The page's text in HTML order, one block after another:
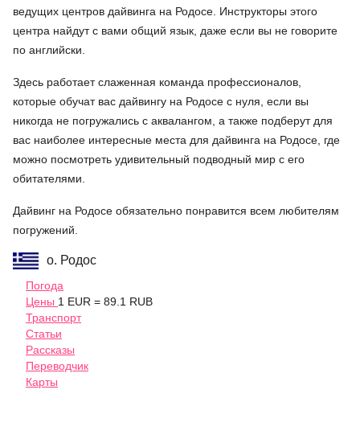
ведущих центров дайвинга на Родосе. Инструкторы этого
центра найдут с вами общий язык, даже если вы не говорите
по английски.
Здесь работает слаженная команда профессионалов,
которые обучат вас дайвингу на Родосе с нуля, если вы
никогда не погружались с аквалангом, а также подберут для
вас наиболее интересные места для дайвинга на Родосе, где
можно посмотреть удивительный подводный мир с его
обитателями.
Дайвинг на Родосе обязательно понравится всем любителям
погружений.
о. Родос
Погода
Цены 1 EUR = 89.1 RUB
Транспорт
Статьи
Рассказы
Переводчик
Карты